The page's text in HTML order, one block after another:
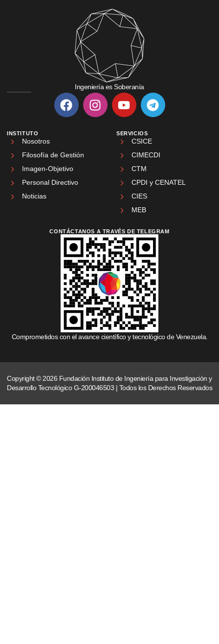
Ingeniería es Soberanía
INSTITUTO
Nosotros
Filosofía de Gestión
Imagen-Objetivo
Personal Directivo
Noticias
SERVICIOS
CSICE
CIMECDI
CTM
CPDI y CENATEL
CIES
MEB
CONTÁCTANOS A TRAVÉS DE TELEGRAM
Comprometidos con el avance científico y tecnológico de Venezuela.
Copyright © 2026 Fundación Instituto de Ingeniería para Investigación y
Desarrollo Tecnológico G-200046503 | Todos los Derechos Reservados